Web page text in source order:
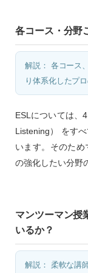
各コース・分野
解説： 各コース
り体系化したプ
ESLについては、
Listening） をす
います。そのた
の強化したい分野
マンツーマン授
いるか？
解説： 柔軟な講